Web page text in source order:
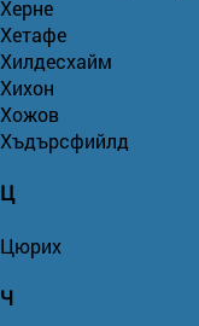
Херне
Хетафе
Хилдесхайм
Хихон
Хожов
Хъдърсфийлд
Ц
Цюрих
Ч